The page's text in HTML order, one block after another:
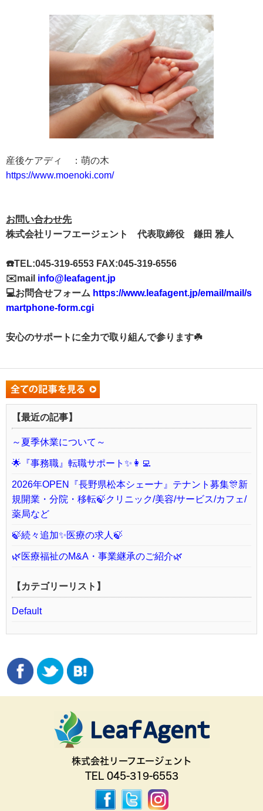
産後ケアディ ：萌の木
https://www.moenoki.com/
お問い合わせ先
株式会社リーフエージェント 代表取締役 鎌田 雅人
☎️TEL:045-319-6553 FAX:045-319-6556
✉️mail info@leafagent.jp
💻お問合せフォーム https://www.leafagent.jp/email/mail/s
martphone-form.cgi
安心のサポートに全力で取り組んで参ります☘️
【最近の記事】
～夏季休業について～
🌟『事務職』転職サポート✨👩‍💻
2026年OPEN『長野県松本シェーナ』テナント募集🎊新
規開業・分院・移転🍃クリニック/美容/サービス/カフェ/
薬局など
🍃続々追加✨医療の求人🍃
🌿医療福祉のM&A・事業継承のご紹介🌿
【カテゴリーリスト】
Default
株式会社リーフエージェント
TEL 045-319-6553